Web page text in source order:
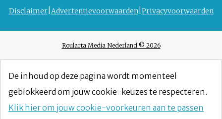
Disclaimer Advertentievoorwaarden Privacyvoorwaarden
Roularta Media Nederland © 2026
De inhoud op deze pagina wordt momenteel
geblokkeerd om jouw cookie-keuzes te respecteren.
Klik hier om jouw cookie-voorkeuren aan te passen